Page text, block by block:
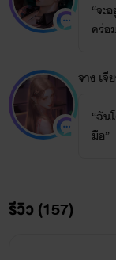
“จะ
คร่อ
จาง เจี
“ฉัน
มือ”
รีวิว (157)